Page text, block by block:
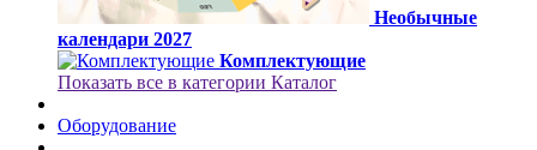
Необычные
календари 2027
Комплектующие
Показать все в категории Каталог
Оборудование